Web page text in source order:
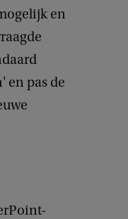
en
en pas de